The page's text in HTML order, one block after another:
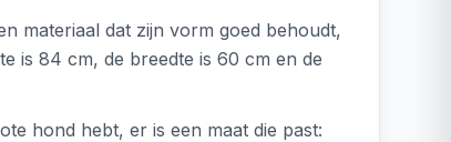
materiaal dat zijn vorm goed behoudt,
is 84 cm, de breedte is 60 cm en de
hond hebt, er is een maat die past: